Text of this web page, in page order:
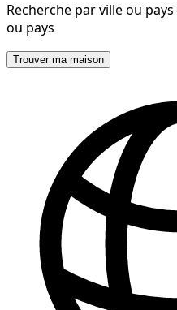
Recherche par ville ou pays
ou pays
Trouver ma maison